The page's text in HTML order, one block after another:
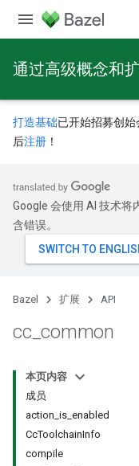
通过高级概念和
打造基础已开始招募创始
后注册 ！
Google 会使用 AI 技术
含错误。
Bazel 扩展 API
cc _common
本页内容
成员
action_is_enabled
CcToolchainInfo
compile